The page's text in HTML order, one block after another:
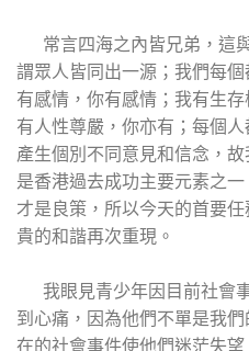
常言四海之內皆兄弟，這
謂眾人皆同出一源；我們每
有感情，你有感情；我有生
有人性尊嚴，你亦有；每個
產生個別不同意見和信念，
是香港過去成功主要元素之
才是良策，所以今天的首要
貴的和諧再次重現。
我眼見青少年因目前社會
到心痛，因為他們不單是我
在的社會事件使他們迷茫失